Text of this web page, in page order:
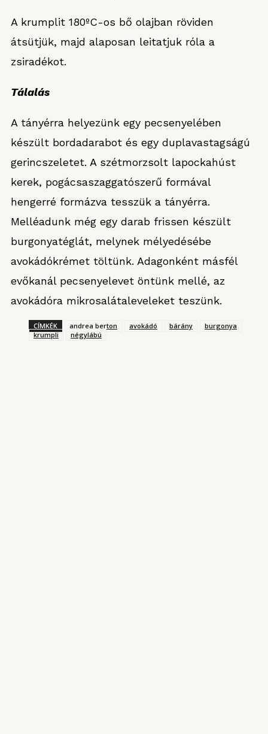
A krumplit 180ºC-os bő olajban röviden
átsütjük, majd alaposan leitatjuk róla a
zsiradékot.
Tálalás
A tányérra helyezünk egy pecsenyelében
készült bordadarabot és egy duplavastagságú
gerincszeletet. A szétmorzsolt lapockahúst
kerek, pogácsaszaggatószerű formával
hengerré formázva tesszük a tányérra.
Melléadunk még egy darab frissen készült
burgonyatéglát, melynek mélyedésébe
avokádókrémet töltünk. Adagonként másfél
evőkanál pecsenyelevet öntünk mellé, az
avokádóra mikrosalátaleveleket teszünk.
CÍMKÉK andrea berton avokádó bárány
burgonya
krumpli
négylábú